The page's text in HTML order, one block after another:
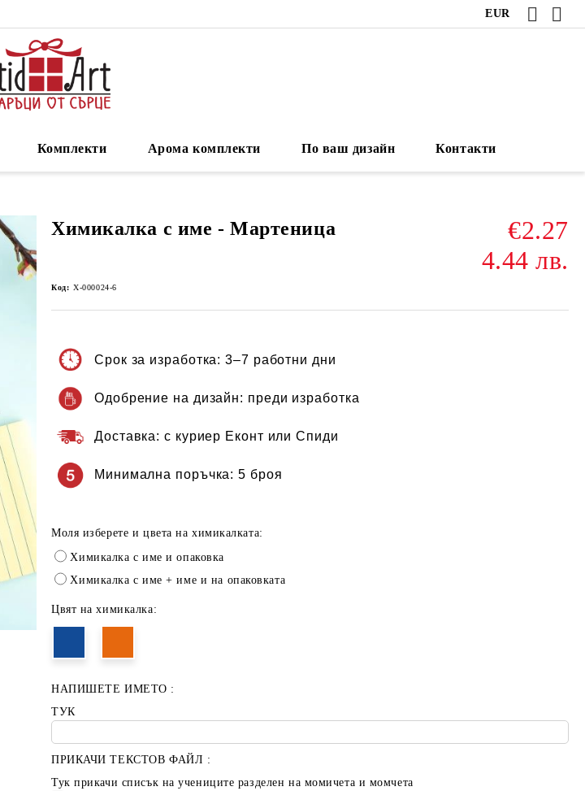
EUR
Комплекти Арома комплекти По ваш дизайн Контакти
Химикалка с име - Мартеница
€2.27
4.44 лв.
Код: Х-000024-6
Срок за изработка: 3–7 работни дни
Одобрение на дизайн: преди изработка
Доставка: с куриер Еконт или Спиди
Минимална поръчка: 5 броя
Моля изберете и цвета на химикалката:
Химикалка с име и опаковка
Химикалка с име + име и на опаковката
Цвят на химикалка:
НАПИШЕТЕ ИМЕТО :
ТУК
ПРИКАЧИ ТЕКСТОВ ФАЙЛ :
Тук прикачи списък на учениците разделен на момичета и момчета